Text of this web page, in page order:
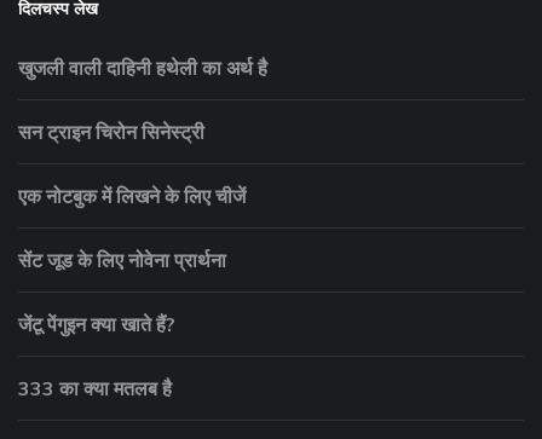
दिलचस्प लेख
खुजली वाली दाहिनी हथेली का अर्थ है
सन ट्राइन चिरोन सिनेस्ट्री
एक नोटबुक में लिखने के लिए चीजें
सेंट जूड के लिए नोवेना प्रार्थना
जेंटू पेंगुइन क्या खाते हैं?
333 का क्या मतलब है